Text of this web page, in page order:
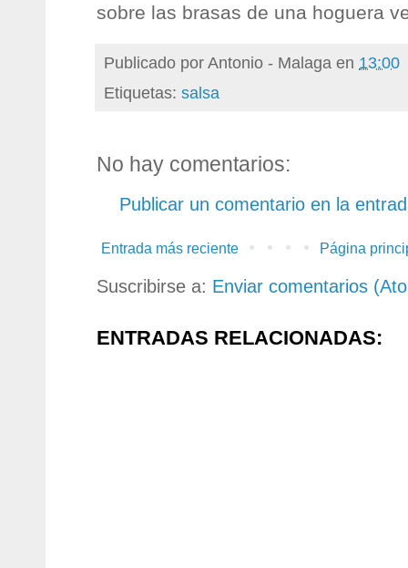
sobre las brasas de una hoguera
Publicado porAntonio - Malaga en 13:00
Etiquetas: salsa
No hay comentarios:
Publicar un comentario en la
Entrada más reciente Página
Suscribirse a: Enviar comentarios
ENTRADAS RELACIONADAS: